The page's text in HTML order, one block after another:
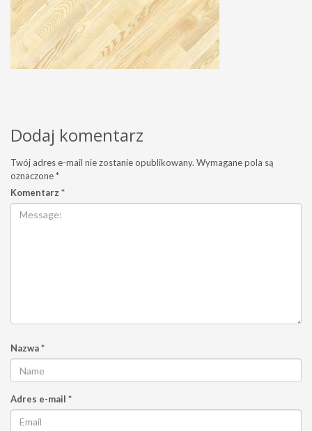
Dodaj komentarz
Twój adres e-mail nie zostanie opublikowany. Wymagane pola są
oznaczone*
Komentarz *
Nazwa*
Adres e-mail *